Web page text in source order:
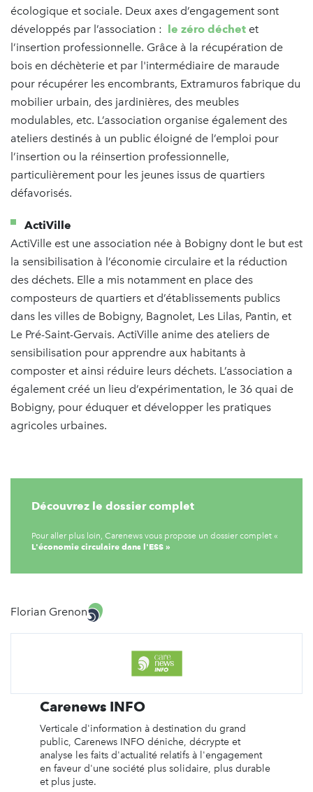
écologique et sociale. Deux axes d’engagement sont
développés par l’association : le zéro déchet et
l’insertion professionnelle. Grâce à la récupération de
bois en déchèterie et par l'intermédiaire de maraude
pour récupérer les encombrants, Extramuros fabrique du
mobilier urbain, des jardinières, des meubles
modulables, etc. L’association organise également des
ateliers destinés à un public éloigné de l’emploi pour
l’insertion ou la réinsertion professionnelle,
particulièrement pour les jeunes issus de quartiers
défavorisés.
ActiVille
ActiVille est une association née à Bobigny dont le but est
la sensibilisation à l’économie circulaire et la réduction
des déchets. Elle a mis notamment en place des
composteurs de quartiers et d’établissements publics
dans les villes de Bobigny, Bagnolet, Les Lilas, Pantin, et
Le Pré-Saint-Gervais. ActiVille anime des ateliers de
sensibilisation pour apprendre aux habitants à
composter et ainsi réduire leurs déchets. L’association a
également créé un lieu d’expérimentation, le 36 quai de
Bobigny, pour éduquer et développer les pratiques
agricoles urbaines.
Découvrez le dossier complet
Pour aller plus loin, Carenews vous propose un dossier complet «
L'économie circulaire dans l'ESS »
Florian Grenon
Carenews INFO
Verticale d'information à destination du grand
public, Carenews INFO déniche, décrypte et
analyse les faits d'actualité relatifs à l'engagement
en faveur d'une société plus solidaire, plus durable
et plus juste.